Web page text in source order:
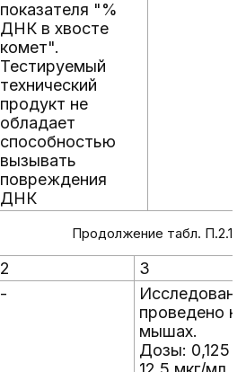
показателя "%
ДНК в хвосте
комет".
Тестируемый
технический
продукт не
обладает
способностью
вызывать
повреждения
ДНК
Продолжение табл. П.2.1
2
3
-
проведено на
мышах.
Дозы: 0,125 -